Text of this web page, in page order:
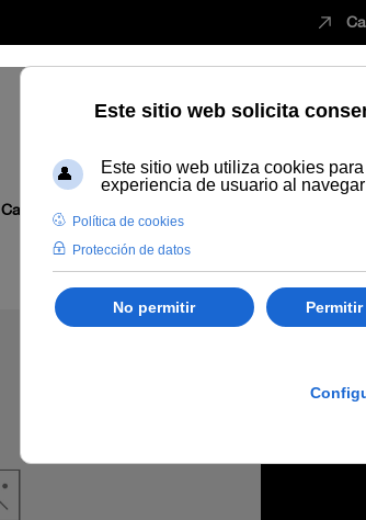
Internacional de Arqueología Bedmar